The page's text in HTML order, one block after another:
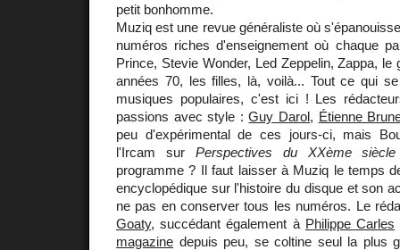
petit bonhomme.
Muziq est une revue généraliste où
numéros riches d'enseignement où chaque
Prince, Stevie Wonder, Led Zeppelin, Zappa, le
années 70, les filles, là, voilà... Tout ce qui
musiques populaires, c'est ici ! Les
passions avec style :Guy Darol, Étienne
peu d'expérimental de ces jours-ci, mais
l'Ircam sur Perspectives du XXème siècle
programme ? Il faut laisser à Muziq le temps
encyclopédique sur l'histoire du disque et son
ne pas en conserver tous les numéros. Le
Goaty, succédant également à Philippe Carles
magazine depuis peu, se coltine seul la plus